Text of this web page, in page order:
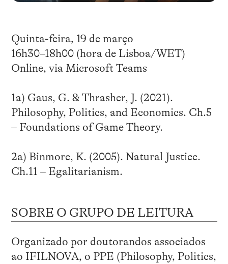
Quinta-feira, 19 de março
16h30–18h00 (hora de Lisboa/WET)
Online, via Microsoft Teams
1a) Gaus, G. & Thrasher, J. (2021).
Philosophy, Politics, and Economics. Ch.5
– Foundations of Game Theory.
2a) Binmore, K. (2005). Natural Justice.
Ch.11 – Egalitarianism.
SOBRE O GRUPO DE LEITURA
Organizado por doutorandos associados
ao IFILNOVA, o PPE (Philosophy, Politics,